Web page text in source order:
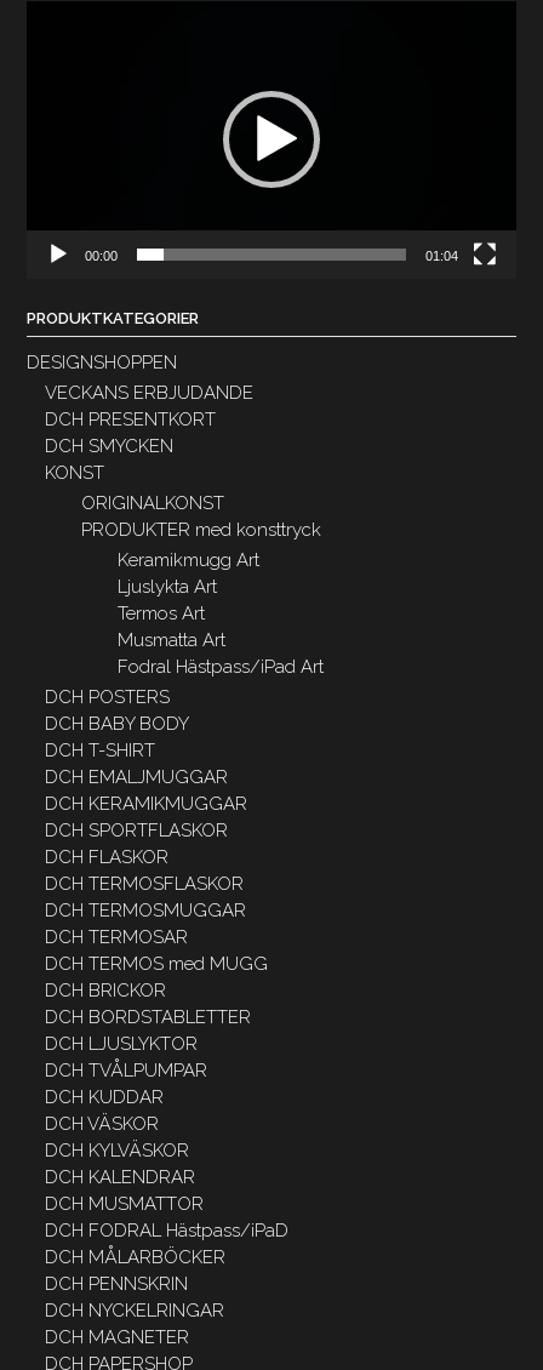
00:00 01:04
PRODUKTKATEGORIER
DESIGNSHOPPEN
VECKANS ERBJUDANDE
DCH PRESENTKORT
DCH SMYCKEN
KONST
ORIGINALKONST
PRODUKTER med konsttryck
Keramikmugg Art
Ljuslykta Art
Termos Art
Musmatta Art
Fodral Hästpass/iPad Art
DCH POSTERS
DCH BABY BODY
DCH T-SHIRT
DCH EMALJMUGGAR
DCH KERAMIKMUGGAR
DCH SPORTFLASKOR
DCH FLASKOR
DCH TERMOSFLASKOR
DCH TERMOSMUGGAR
DCH TERMOSAR
DCH TERMOS med MUGG
DCH BRICKOR
DCH BORDSTABLETTER
DCH LJUSLYKTOR
DCH TVÅLPUMPAR
DCH KUDDAR
DCH VÄSKOR
DCH KYLVÄSKOR
DCH KALENDRAR
DCH MUSMATTOR
DCH FODRAL Hästpass/iPaD
DCH MÅLARBÖCKER
DCH PENNSKRIN
DCH NYCKELRINGAR
DCH MAGNETER
DCH PAPERSHOP